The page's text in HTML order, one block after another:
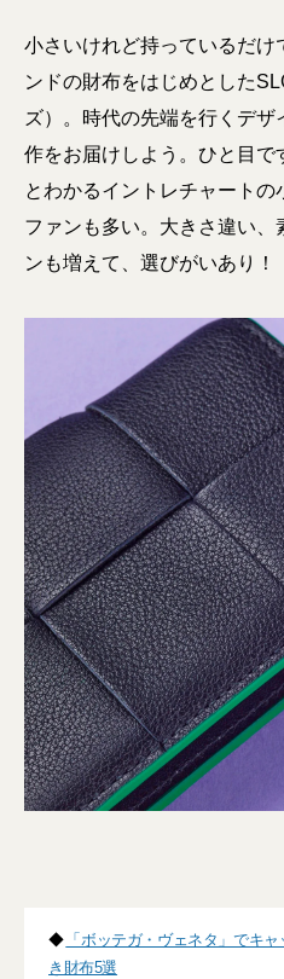
小さいけれど持っているだけ
ンドの財布をはじめとした
ズ）。時代の先端を行くデ
作をお届けしよう。ひと目で
とわかるイントレチャート
ファンも多い。大きさ違い、
ンも増えて、選びがいあり！
◆ 「ボッテガ・ヴェネタ」でキ
き財布5選